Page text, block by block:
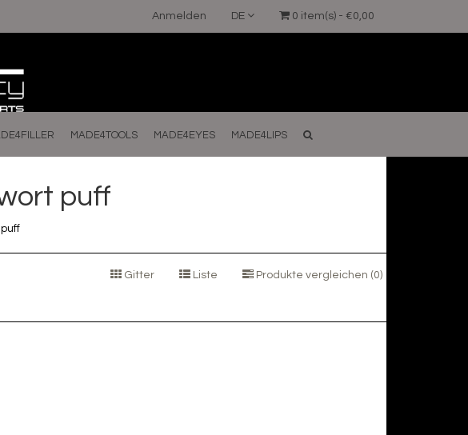
0 item(s) - €0,00
DE
Anmelden
MADE4TOOLS MADE4EYES MADE4LIPS
puff
puff
Gitter Liste Produkte vergleichen (0)